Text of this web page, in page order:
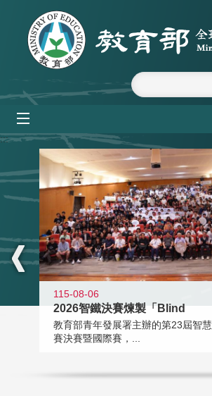
跳到主要內容區塊
:::
115-08-06
2026智鐵決賽煉製「Blind
教育部青年發展署主辦的第23屆智
賽決賽暨國際賽，...